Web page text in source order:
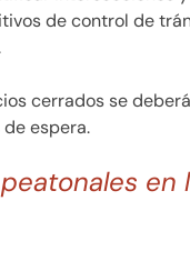
de control de
cerrados se
espera.